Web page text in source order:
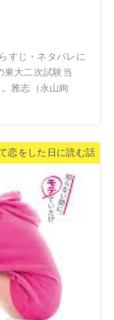
すじ・ネタバレに
東大二次試験当
雅志（永山絢
恋をした日に読む話